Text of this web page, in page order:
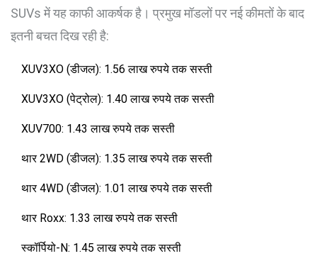
SUVs में यह काफी आकर्षक है। प्रमुख मॉडलों पर नई कीमतों के बाद
इतनी बचत दिख रही है:
XUV3XO (डीजल): 1.56 लाख रुपये तक सस्ती
XUV3XO (पेट्रोल): 1.40 लाख रुपये तक सस्ती
XUV700: 1.43 लाख रुपये तक सस्ती
थार 2WD (डीजल): 1.35 लाख रुपये तक सस्ती
थार 4WD (डीजल): 1.01 लाख रुपये तक सस्ती
थार Roxx: 1.33 लाख रुपये तक सस्ती
स्कॉर्पियो-N: 1.45 लाख रुपये तक सस्ती